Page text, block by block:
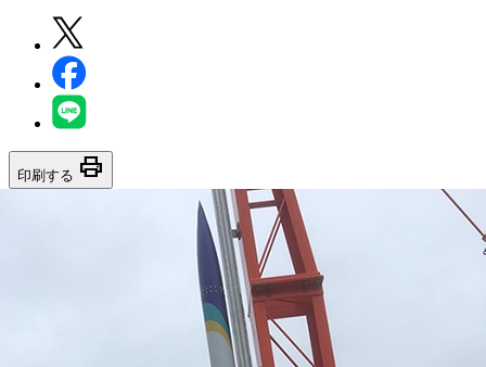
印刷する print